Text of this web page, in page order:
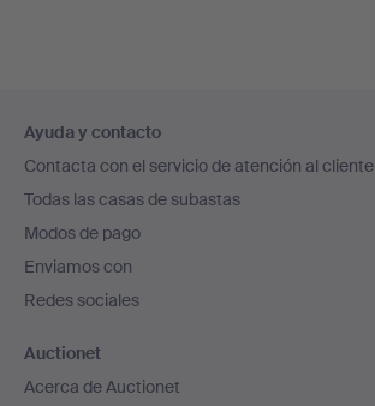
en
el
pie
de
página
Ayuda y contacto
Contacta con el servicio de atención al cliente
Todas las casas de subastas
Modos de pago
Enviamos con
Redes sociales
Auctionet
Acerca de Auctionet